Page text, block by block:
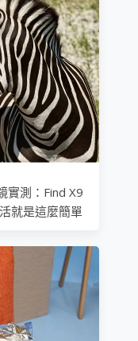
實測：Find X9
就是這麼簡單